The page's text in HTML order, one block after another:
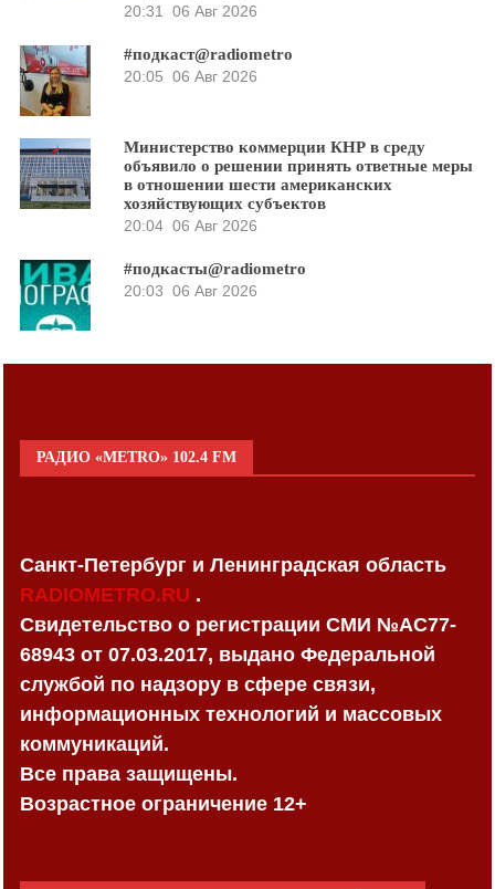
20:31 06 Авг 2026
#подкаст@radiometro
20:05 06 Авг 2026
Министерство коммерции КНР в среду
объявило о решении принять ответные меры
в отношении шести американских
хозяйствующих субъектов
20:04 06 Авг 2026
#подкасты@radiometro
20:03 06 Авг 2026
РАДИО «METRO» 102.4 FM
Санкт-Петербург и Ленинградская область
RADIOMETRO.RU .
Свидетельство о регистрации СМИ №AC77-
68943 от 07.03.2017, выдано Федеральной
службой по надзору в сфере связи,
информационных технологий и массовых
коммуникаций.
Все права защищены.
Возрастное ограничение 12+